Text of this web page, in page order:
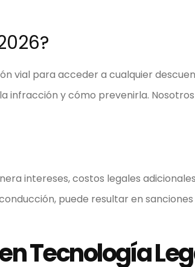
vial para acceder a cualquier
infracción y cómo prevenirla.
intereses, costos legales
puede resultar en sanciones
Tecnología